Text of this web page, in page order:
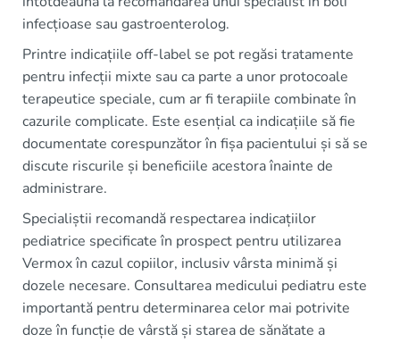
infecțioase sau gastroenterolog.
Printre indicațiile off-label se pot regăsi tratamente
pentru infecții mixte sau ca parte a unor protocoale
terapeutice speciale, cum ar fi terapiile combinate în
cazurile complicate. Este esențial ca indicațiile să fie
documentate corespunzător în fișa pacientului și să se
discute riscurile și beneficiile acestora înainte de
administrare.
Specialiștii recomandă respectarea indicațiilor
pediatrice specificate în prospect pentru utilizarea
Vermox în cazul copiilor, inclusiv vârsta minimă și
dozele necesare. Consultarea medicului pediatru este
importantă pentru determinarea celor mai potrivite
doze în funcție de vârstă și starea de sănătate a